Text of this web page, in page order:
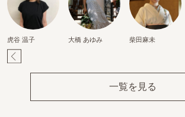
虎谷 温子 大橋 あゆみ 柴田麻未
一覧を見る